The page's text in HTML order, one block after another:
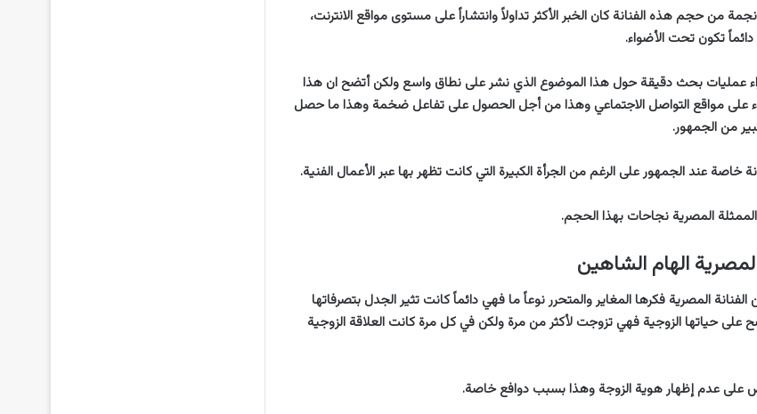
من حجم هذه الفنانة كان الخبر الأكثر تداولاً وانتشاراً على مستوى مواقع الانترنت،
دائماً تكون تحت الأضواء.
عمليات بحث دقيقة حول هذا الموضوع الذي نشر على نطاق واسع ولكن أتضح ان هذا
على مواقع التواصل الاجتماعي وهذا من أجل الحصول على تفاعل ضخمة وهذا ما حصل
من الجمهور.
خاصة عند الجمهور على الرغم من الجرأة الكبيرة التي كانت تظهر بها عبر الأعمال الفنية.
المصرية نجاحات بهذا الحجم.
الهام الشاهين
المصرية فكرها المغاير والمتحرر نوعاً ما فهي دائماً كانت تثير الجدل بتصرفاتها
على حياتها الزوجية فهي تزوجت لأكثر من مرة ولكن في كل مرة كانت العلاقة الزوجية
على عدم إظهار هوية الزوجة وهذا بسبب دوافع خاصة.